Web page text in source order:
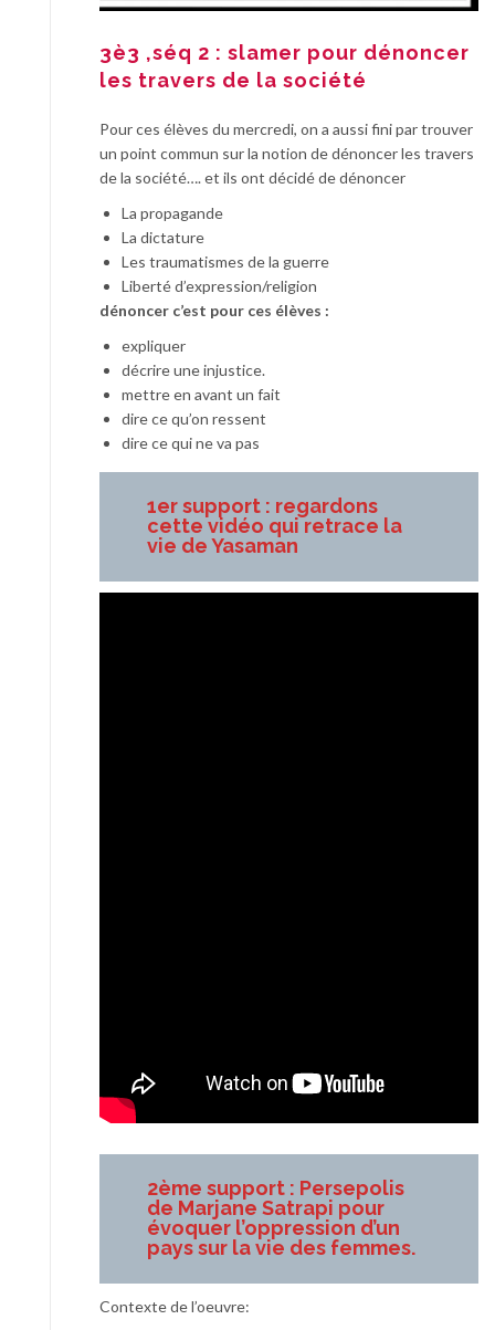
3è3 ,séq 2 : slamer pour dénoncer
les travers de la société
Pour ces élèves du mercredi, on a aussi fini par trouver
un point commun sur la notion de dénoncer les travers
de la société…. et ils ont décidé de dénoncer
La propagande
La dictature
Les traumatismes de la guerre
Liberté d’expression/religion
dénoncer c’est pour ces élèves :
expliquer
décrire une injustice.
mettre en avant un fait
dire ce qu’on ressent
dire ce qui ne va pas
1er support : regardons
cette vidéo qui retrace la
vie de Yasaman
2ème support : Persepolis
de Marjane Satrapi pour
évoquer l’oppression d’un
pays sur la vie des femmes.
Contexte de l’oeuvre: